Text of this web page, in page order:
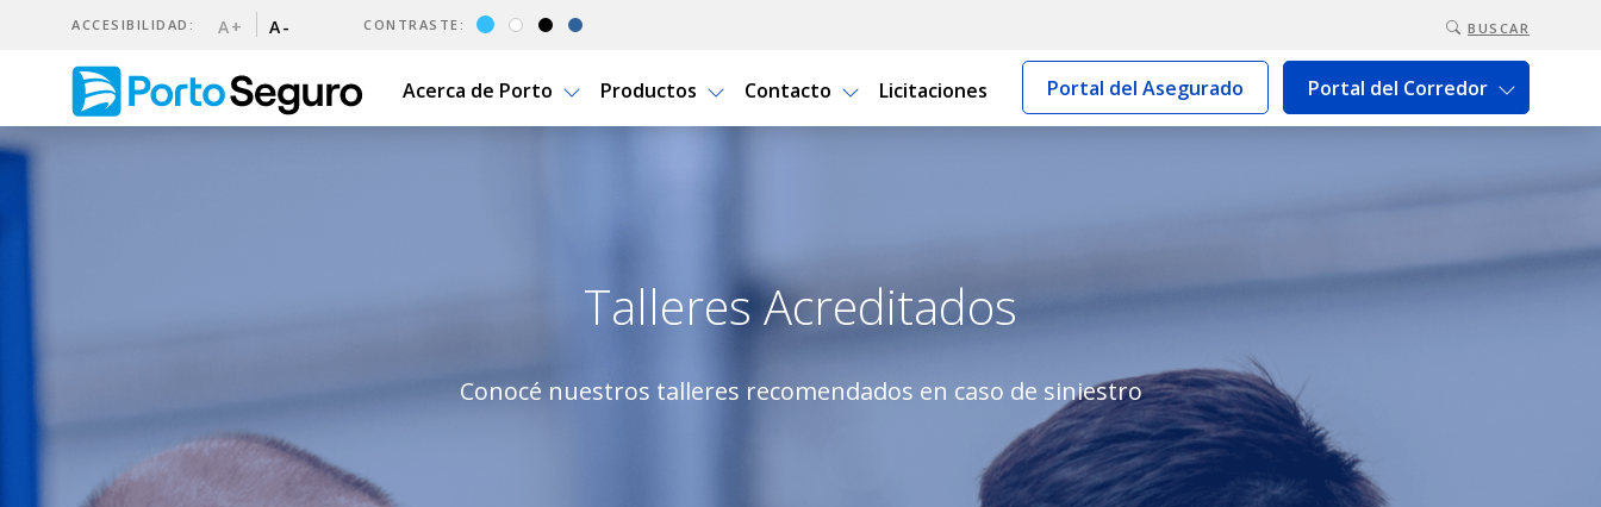
BUSCAR
ACCESIBILIDAD: A+ A- CONTRASTE:
Acerca de Porto Productos Contacto Licitaciones Portal del Asegurado Portal del Corredor
Talleres Acreditados | Porto Seguro Uruguay
Talleres Acreditados
Conocé nuestros talleres recomendados en caso de siniestro